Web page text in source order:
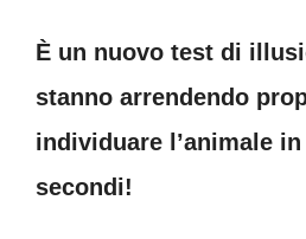
È un nuovo test di
stanno arrendendo
individuare l’animale
secondi!